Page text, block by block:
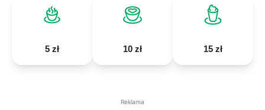
5 zł 10 zł 15 zł
Reklama